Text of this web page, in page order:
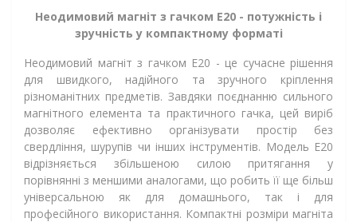
Неодимовий магніт з гачком Е20 - потужність і
зручність у компактному форматі
Неодимовий магніт з гачком Е20 - це сучасне рішення
для швидкого, надійного та зручного кріплення
різноманітних предметів. Завдяки поєднанню сильного
магнітного елемента та практичного гачка, цей виріб
дозволяє ефективно організувати простір без
свердління, шурупів чи інших інструментів. Модель Е20
відрізняється збільшеною силою притягання у
порівнянні з меншими аналогами, що робить її ще більш
універсальною як для домашнього, так і для
професійного використання. Компактні розміри магніта